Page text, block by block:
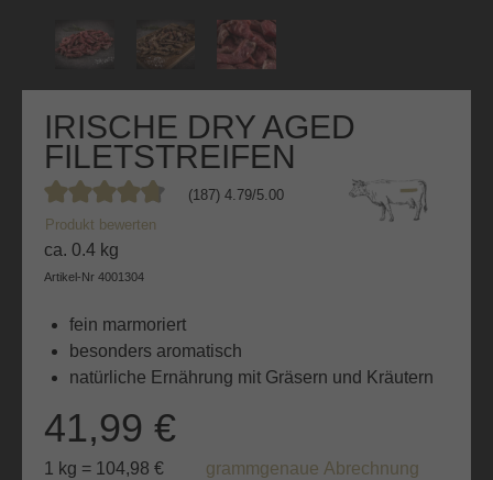
IRISCHE DRY AGED
FILETSTREIFEN
Durchschnittliche Bewertung von 4.7 von 5 Sternen
(187) 4.79/5.00
Produkt bewerten
ca. 0.4 kg
Artikel-Nr 4001304
fein marmoriert
besonders aromatisch
natürliche Ernährung mit Gräsern und Kräutern
41,99 €
1 kg = 104,98 €
grammgenaue Abrechnung